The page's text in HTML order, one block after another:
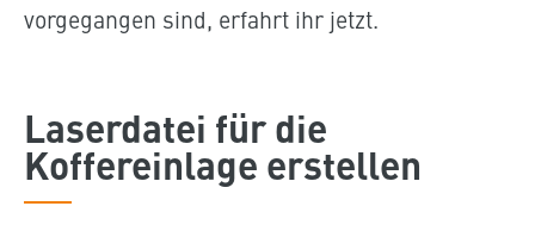
vorgegangen sind, erfahrt ihr jetzt.
Laserdatei für die
Koffereinlage erstellen